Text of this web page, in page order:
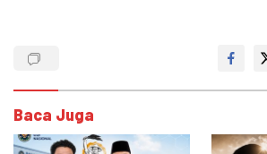
Baca Juga